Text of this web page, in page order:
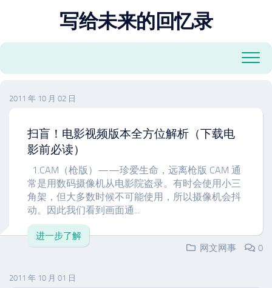
容
写给未来的回忆录
2011 年 10 月 02 日
扫盲！电影视频版本全方位解析（下载电
影前必读）
1.CAM（枪版）——珍爱生命，远离枪版 CAM 通
常是用数码摄像机从电影院盗录。有时会使用小三
角架，但大多数时候不可能使用，所以摄像机会抖
动。因此我们看到画面通...
进一步了解
网文网事
0
2011 年 10 月 01 日